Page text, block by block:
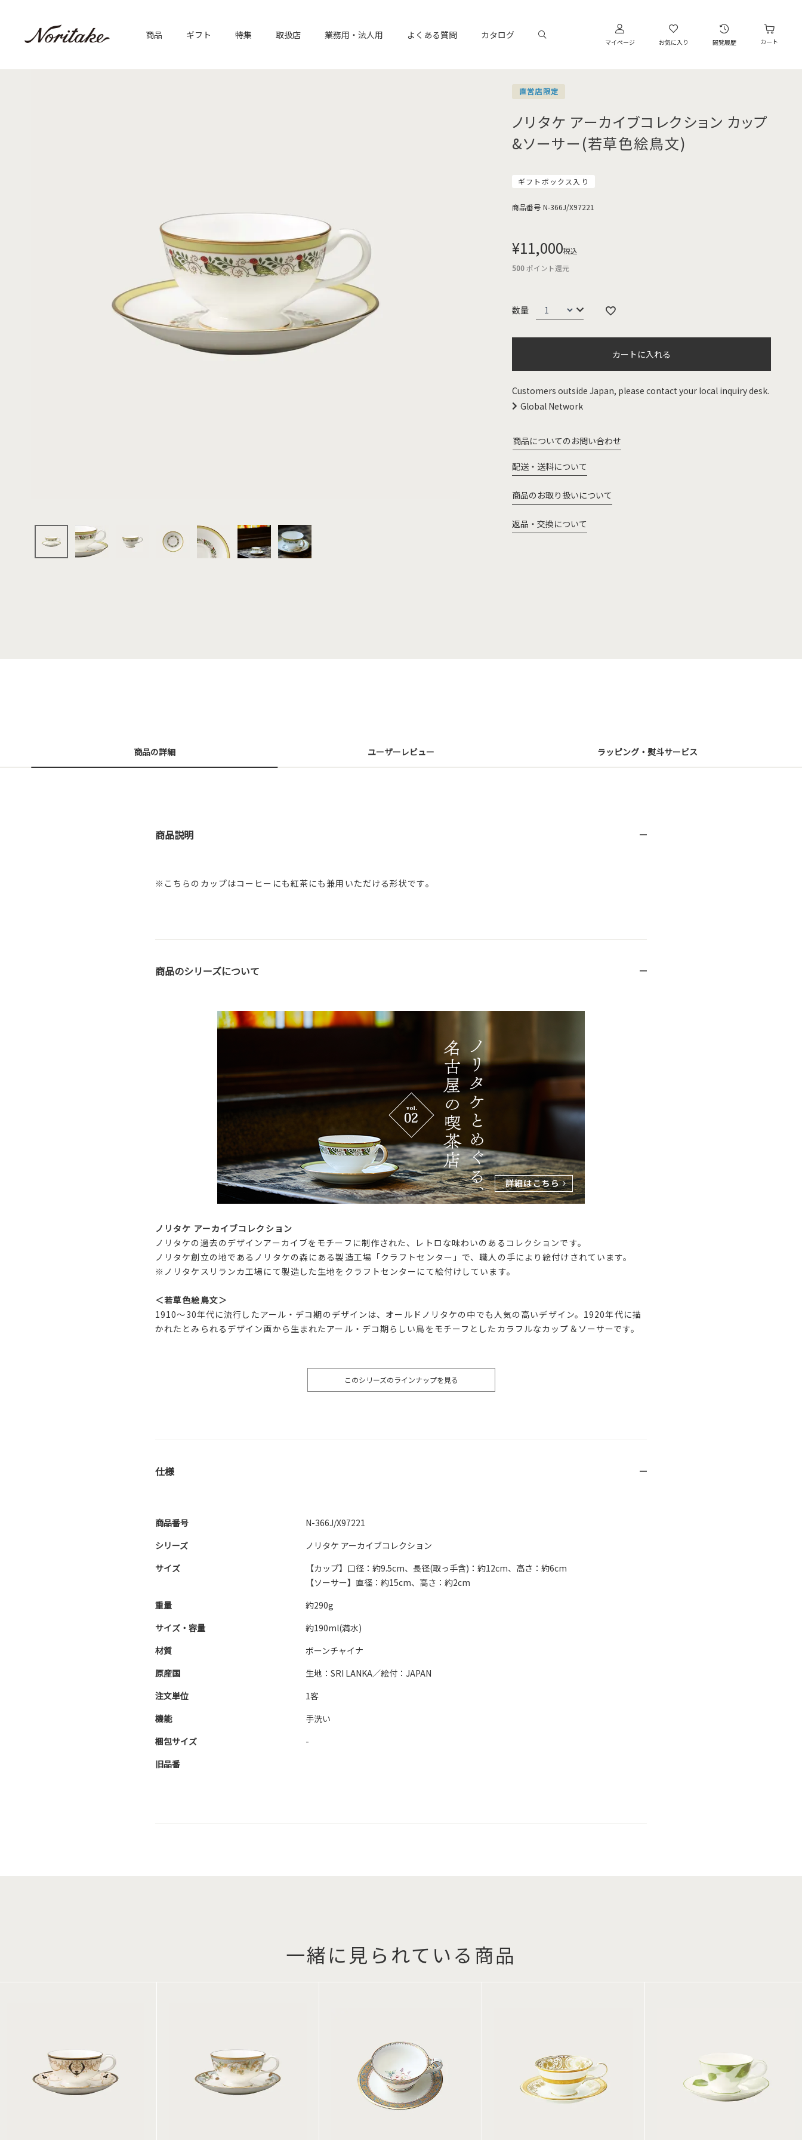
商品 ギフト 特集 取扱店 業務用・法人用 よくある質問 カタログ
マイページ お気に入り 閲覧履歴 カート
直営店限定
ノリタケ アーカイブコレクション カップ
&ソーサー(若草色絵鳥文)
ギフトボックス入り
商品番号 N-366J/X97221
¥11,000税込
500ポイント還元
カートに入れる
Customers outside Japan, please contact your local inquiry desk.
Global Network
商品についてのお問い合わせ
配送・送料について
商品のお取り扱いについて
返品・交換について
商品の詳細 ユーザーレビュー ラッピング・熨斗サービス
商品説明
※こちらのカップはコーヒーにも紅茶にも兼用いただける形状です。
商品のシリーズについて
ノリタケ アーカイブコレクション
ノリタケの過去のデザインアーカイブをモチーフに制作された、レトロな味わいのあるコレクションです。
ノリタケ創立の地であるノリタケの森にある製造工場「クラフトセンター」で、職人の手により絵付けされています。
※ノリタケスリランカ工場にて製造した生地をクラフトセンターにて絵付けしています。
＜若草色絵鳥文＞
1910～30年代に流行したアール・デコ期のデザインは、オールドノリタケの中でも人気の高いデザイン。1920年代に描
かれたとみられるデザイン画から生まれたアール・デコ期らしい鳥をモチーフとしたカラフルなカップ＆ソーサーです。
このシリーズのラインナップを見る
仕様
商品番号
N-366J/X97221
シリーズ
ノリタケ アーカイブコレクション
サイズ
【カップ】口径：約9.5cm、長径(取っ手含)：約12cm、高さ：約6cm
【ソーサー】直径：約15cm、高さ：約2cm
重量
約290g
サイズ・容量
約190ml(満水)
材質
ボーンチャイナ
原産国
生地：SRI LANKA／絵付：JAPAN
注文単位
1客
機能
手洗い
梱包サイズ
-
旧品番
一緒に見られている商品